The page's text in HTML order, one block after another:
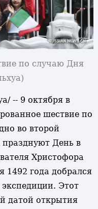
по случаю Дня
-- 9 октября в
шествие по
во второй
День в
Христофора
1492 года добрался
Этот
датой открытия